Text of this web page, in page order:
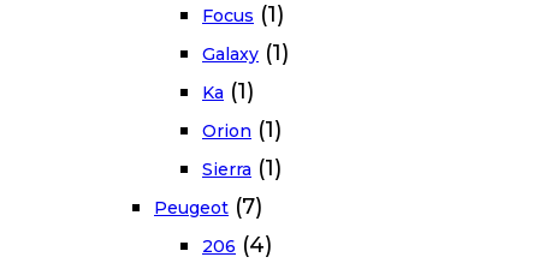
Focus (1)
Galaxy (1)
Ka (1)
Orion (1)
Sierra (1)
Peugeot (7)
206 (4)